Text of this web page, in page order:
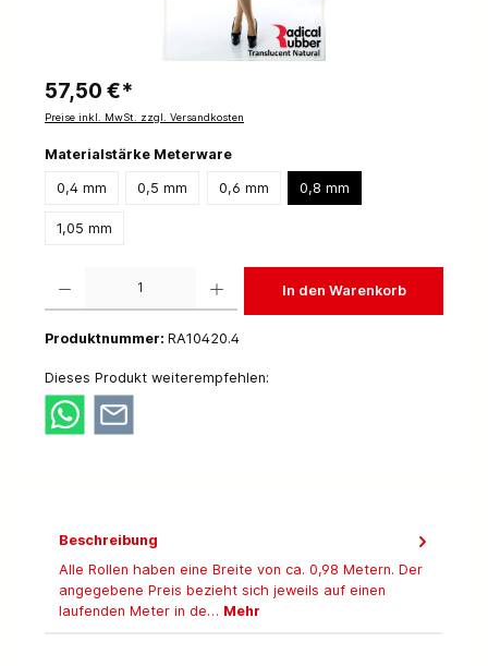
57,50 €*
Preise inkl. MwSt. zzgl. Versandkosten
Materialstärke Meterware
0,4 mm 0,5 mm 0,6 mm 0,8 mm
1,05 mm
In den Warenkorb
Produktnummer: RA10420.4
Dieses Produkt weiterempfehlen:
Beschreibung
Alle Rollen haben eine Breite von ca. 0,98 Metern. Der
angegebene Preis bezieht sich jeweils auf einen
laufenden Meter in de… Mehr